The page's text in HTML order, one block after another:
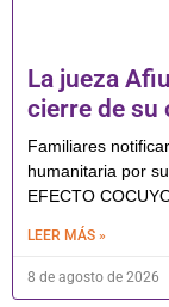
La jueza
cierre de su
Familiares
humanitaria por
EFECTO
LEER MÁS »
8 de agosto de 2026